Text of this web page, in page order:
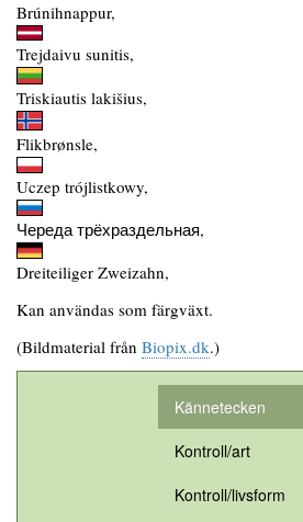
Brúnihnappur,
Trejdaivu sunitis,
Triskiautis lakišius,
Flikbrønsle,
Uczep trójlistkowy,
Череда трёхраздельная,
Dreiteiliger Zweizahn,
Kan användas som färgväxt.
(Bildmaterial från Biopix.dk.)
Kännetecken
Kontroll/art
Kontroll/livsform